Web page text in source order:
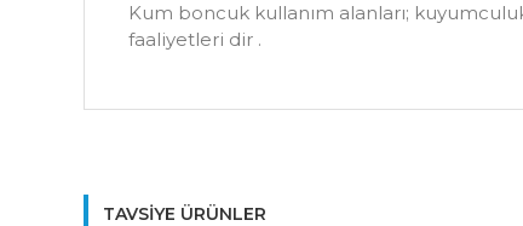
Kum boncuk kullanım alanları;
faaliyetleri dir .
TAVSİYE ÜRÜNLER